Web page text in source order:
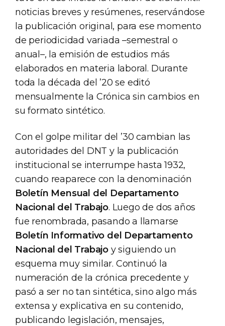
noticias breves y resúmenes, reservándose
la publicación original, para ese momento
de periodicidad variada –semestral o
anual–, la emisión de estudios más
elaborados en materia laboral. Durante
toda la década del ’20 se editó
mensualmente la Crónica sin cambios en
su formato sintético.
Con el golpe militar del ’30 cambian las
autoridades del DNT y la publicación
institucional se interrumpe hasta 1932,
cuando reaparece con la denominación
Boletín Mensual del Departamento
Nacional del Trabajo. Luego de dos años
fue renombrada, pasando a llamarse
Boletín Informativo del Departamento
Nacional del Trabajo y siguiendo un
esquema muy similar. Continuó la
numeración de la crónica precedente y
pasó a ser no tan sintética, sino algo más
extensa y explicativa en su contenido,
publicando legislación, mensajes,